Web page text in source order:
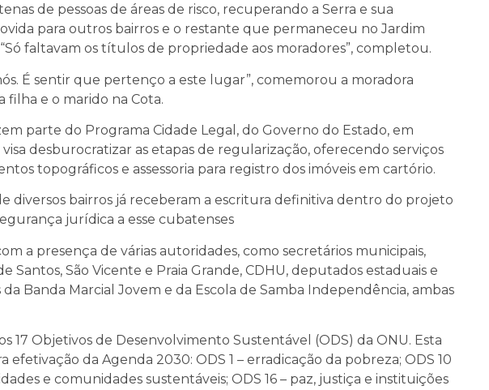
de pessoas de áreas de risco, recuperando a Serra e sua
para outros bairros e o restante que permaneceu no Jardim
faltavam os títulos de propriedade aos moradores”, completou.
É sentir que pertenço a este lugar”, comemorou a moradora
filha e o marido na Cota.
parte do Programa Cidade Legal, do Governo do Estado, em
desburocratizar as etapas de regularização, oferecendo serviços
topográficos e assessoria para registro dos imóveis em cartório.
diversos bairros já receberam a escritura definitiva dentro do projeto
jurídica a esse cubatenses
a presença de várias autoridades, como secretários municipais,
Santos, São Vicente e Praia Grande, CDHU, deputados estaduais e
Banda Marcial Jovem e da Escola de Samba Independência, ambas
17 Objetivos de Desenvolvimento Sustentável (ODS) da ONU. Esta
da Agenda 2030: ODS 1 – erradicação da pobreza; ODS 10
e comunidades sustentáveis; ODS 16 – paz, justiça e instituições